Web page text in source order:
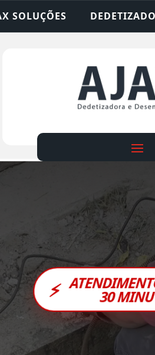
• DESENTUPIDORA •
⚡ 30